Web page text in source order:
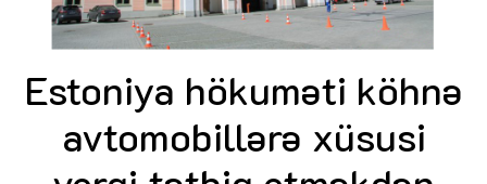
Estoniya hökuməti köhnə
avtomobillərə xüsusi